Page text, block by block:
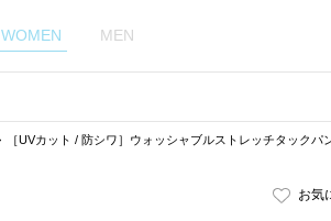
WOMEN MEN
［UVカット / 防シワ］ウォッシャブルストレッチタックパ
お気